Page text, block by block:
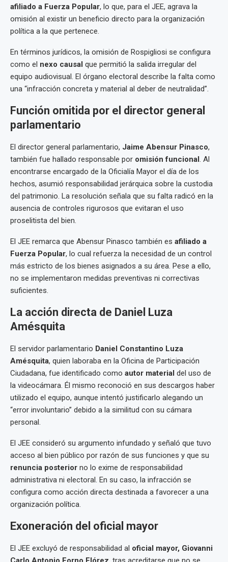
afiliado a Fuerza Popular, lo que, para el JEE, agrava la
omisión al existir un beneficio directo para la organización
política a la que pertenece.
En términos jurídicos, la omisión de Rospigliosi se configura
como el nexo causal que permitió la salida irregular del
equipo audiovisual. El órgano electoral describe la falta como
una “infracción concreta y material al deber de neutralidad”.
Función omitida por el director general
parlamentario
El director general parlamentario, Jaime Abensur Pinasco,
también fue hallado responsable por omisión funcional. Al
encontrarse encargado de la Oficialía Mayor el día de los
hechos, asumió responsabilidad jerárquica sobre la custodia
del patrimonio. La resolución señala que su falta radicó en la
ausencia de controles rigurosos que evitaran el uso
proselitista del bien.
El JEE remarca que Abensur Pinasco también es afiliado a
Fuerza Popular, lo cual refuerza la necesidad de un control
más estricto de los bienes asignados a su área. Pese a ello,
no se implementaron medidas preventivas ni correctivas
suficientes.
La acción directa de Daniel Luza
Amésquita
El servidor parlamentario Daniel Constantino Luza
Amésquita, quien laboraba en la Oficina de Participación
Ciudadana, fue identificado como autor material del uso de
la videocámara. Él mismo reconoció en sus descargos haber
utilizado el equipo, aunque intentó justificarlo alegando un
“error involuntario” debido a la similitud con su cámara
personal.
El JEE consideró su argumento infundado y señaló que tuvo
acceso al bien público por razón de sus funciones y que su
renuncia posterior no lo exime de responsabilidad
administrativa ni electoral. En su caso, la infracción se
configura como acción directa destinada a favorecer a una
organización política.
Exoneración del oficial mayor
El JEE excluyó de responsabilidad al oficial mayor, Giovanni